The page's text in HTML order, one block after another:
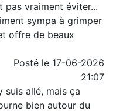
pas vraiment éviter...
sympa à grimper
offre de beaux
Posté le 17-06-2026
21:07
allé, mais ça
bien autour du